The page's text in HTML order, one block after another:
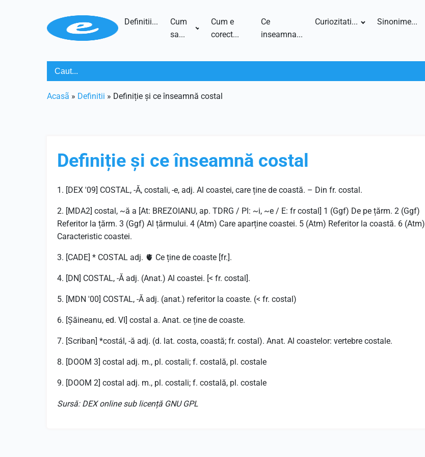
Definitii...
Cum
sa...
Cum e
corect...
Ce
inseamna...
Curiozitati... Sinonime...
Acasã » Definitii » Definiție și ce înseamnă costal
Definiție și ce înseamnă costal
1. [DEX '09] COSTAL, -Ă, costali, -e, adj. Al coastei, care ține de coastă. – Din fr. costal.
2. [MDA2] costal, ~ă a [At: BREZOIANU, ap. TDRG / Pl: ~i, ~e / E: fr costal] 1 (Ggf) De pe țărm. 2 (Ggf)
Referitor la țărm. 3 (Ggf) Al țărmului. 4 (Atm) Care aparține coastei. 5 (Atm) Referitor la coastă. 6 (Atm)
Caracteristic coastei.
3. [CADE] * COSTAL adj. 🫀 Ce ține de coaste [fr.].
4. [DN] COSTAL, -Ă adj. (Anat.) Al coastei. [< fr. costal].
5. [MDN '00] COSTAL, -Ă adj. (anat.) referitor la coaste. (< fr. costal)
6. [Șăineanu, ed. VI] costal a. Anat. ce ține de coaste.
7. [Scriban] *costál, -ă adj. (d. lat. costa, coastă; fr. costal). Anat. Al coastelor: vertebre costale.
8. [DOOM 3] costal adj. m., pl. costali; f. costală, pl. costale
9. [DOOM 2] costal adj. m., pl. costali; f. costală, pl. costale
Sursă: DEX online sub licență GNU GPL